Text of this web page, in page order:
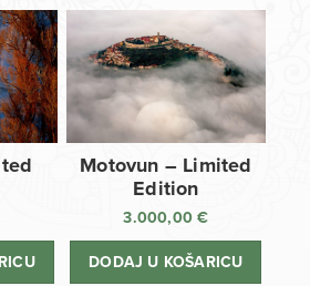
Motovun – Limited
Edition
3.000,00€
DODAJ U KOŠARICU